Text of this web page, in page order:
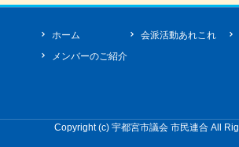
ホーム 会派活動あれこれ
メンバーのご紹介
Copyright (c) 宇都宮市議会 市民連合 All